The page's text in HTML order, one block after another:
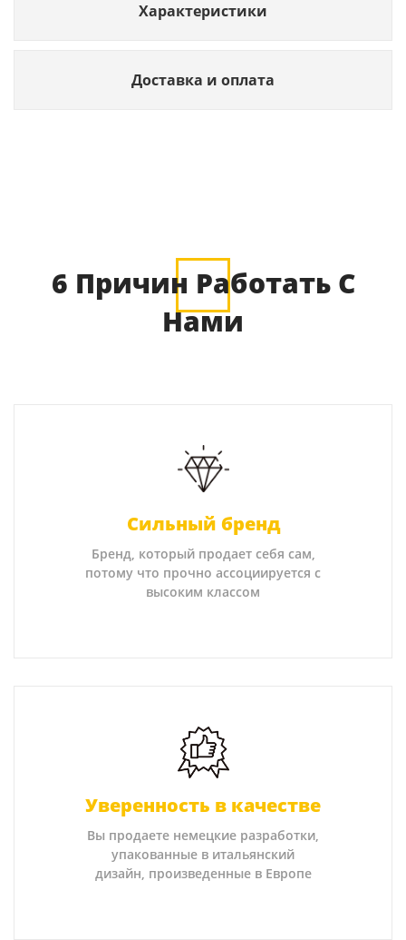
Характеристики
Доставка и оплата
6 Причин Работать С
Нами
Сильный бренд
Бренд, который продает себя сам,
потому что прочно ассоциируется с
высоким классом
Уверенность в качестве
Вы продаете немецкие разработки,
упакованные в итальянский
дизайн, произведенные в Европе